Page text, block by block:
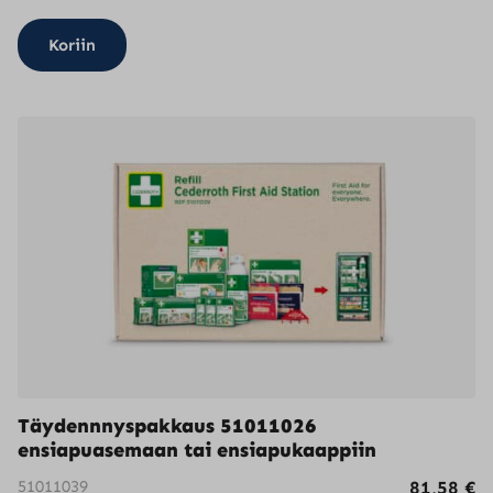
Koriin
Täydennnyspakkaus 51011026
ensiapuasemaan tai ensiapukaappiin
51011039 81,58 €